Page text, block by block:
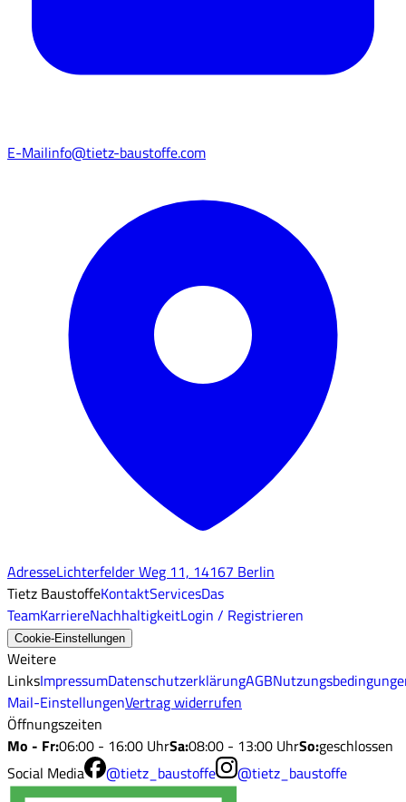
E-Mailinfo@tietz-baustoffe.com
AdresseLichterfelder Weg 11, 14167 Berlin
Tietz BaustoffeKontaktServicesDas
TeamKarriereNachhaltigkeitLogin / Registrieren
Cookie-Einstellungen
Weitere
LinksImpressumDatenschutzerklärungAGB
Mail-EinstellungenVertrag widerrufen
Öffnungszeiten
Mo - Fr:06:00 - 16:00 UhrSa:08:00 - 13:00 UhrSo:geschlossen
Social Media
@tietz_baustoffe @tietz_baustoffe